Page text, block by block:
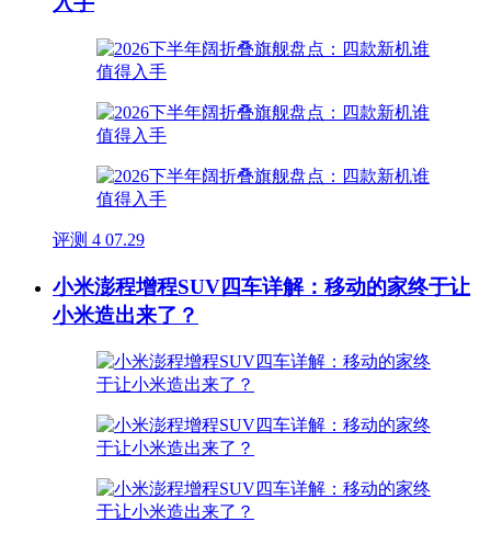
评测 4 07.29
小米澎程增程SUV四车详解：移动的家终于让
小米造出来了？